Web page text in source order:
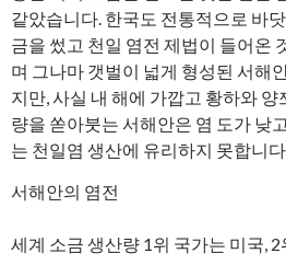
같았습니다. 한국도 전통적으로 바
금을 썼고 천일 염전 제법이 들어온
며 그나마 갯벌이 넓게 형성된 서해
지만, 사실 내 해에 가깝고 황하와 양
량을 쏟아붓는 서해안은 염 도가 낮
는 천일염 생산에 유리하지 못합니
서해안의 염전
세계 소금 생산량 1위 국가는 미국,